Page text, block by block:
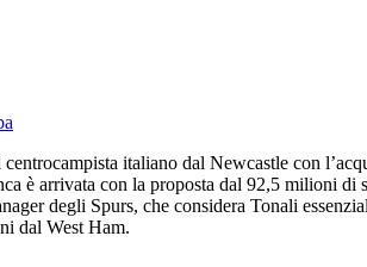
italiano dal Newcastle con
è arrivata con la proposta dal 92,5 milioni
degli Spurs, che considera Tonali
dal West Ham.